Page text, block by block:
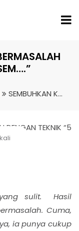
SEMBUHKAN KARYAWAN BERMASALAH DENGAN TEKNIK “5 SEM….”
sulit. Hasil
Cuma,
ia punya cukup